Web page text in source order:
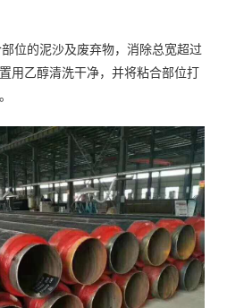
位的泥沙及废弃物，消除总宽超过
用乙醇清洗干净，并将粘合部位打